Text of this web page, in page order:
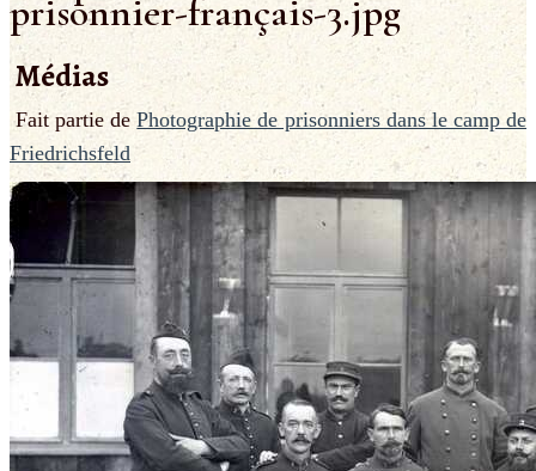
prisonnier-français-3.jpg
Médias
Fait partie dePhotographie de prisonniers dans le camp de
Friedrichsfeld